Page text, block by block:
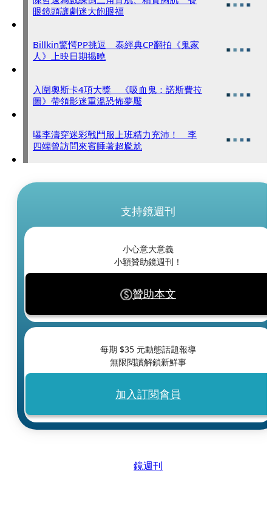
眼鏡頭讓劇迷大飽眼福
Billkin驚愕PP挑逗 泰經典CP翻拍《鬼家
人》上映日期揭曉
入圍奧斯卡4項大獎 《吸血鬼：諾斯費拉
圖》帶領影迷重溫恐怖夢魘
曝李濤穿迷彩戰鬥服上班精力充沛！ 李
四端曾訪問來賓睡著超尷尬
支持鏡週刊
小心意大意義
小額贊助鏡週刊！
贊助本文
每期 $35 元動態話題報導
無限閱讀解鎖新鮮事
加入訂閱會員
鏡週刊